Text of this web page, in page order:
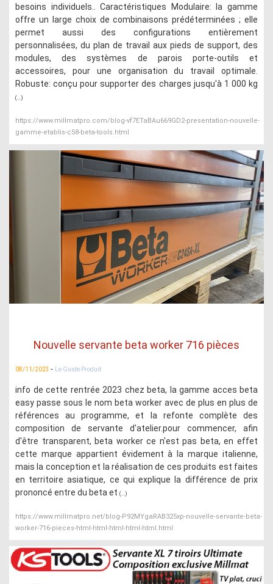
besoins individuels.. Caractéristiques Modulaire: la gamme
offre un large choix de combinaisons prédéterminées ; elle
permet aussi des configurations entièrement
personnalisées, du plan de travail aux pieds de support, des
modules, des systèmes de parois porte-outils et
accessoires, pour une organisation du travail optimale.
Robuste: conçu pour supporter des charges jusqu'à 1 000 kg
(...)
https://www.millmatpro.com/blog-vf7ETaBAu669GD2-presentation-nouvelle-
gamme-etablis-c58-beta-tools.html
Nouvelle servante beta worker 716 pièces
08/11/2023 - Le Guide Produit
info de cette rentrée 2023 chez beta, la gamme acces beta
easy passe sous le nom beta worker avec de plus en plus de
références au programme, et la refonte complète des
composition de servante d'atelier.pour commencer, afin
d'être transparent, beta worker ce n'est pas beta, en effet
cette marque appartient évidement à la marque italienne,
mais la conception et la réalisation de ces produits est faites
en territoire asiatique, ce qui explique la différence de prix
prononcé entre du beta et (...)
https://www.millmatpro.net/blog-P92MYgaRAB325xp-nouvelle-servante-beta-
worker-716-pieces-html-html-html-html-html.html